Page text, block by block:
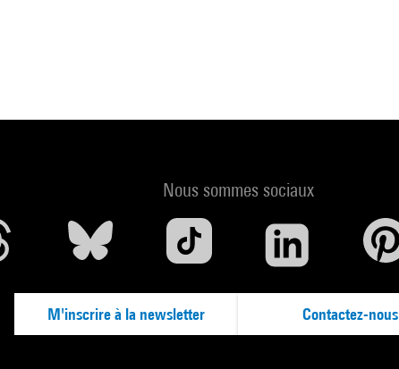
Nous sommes sociaux
M'inscrire à la newsletter Contactez-nous